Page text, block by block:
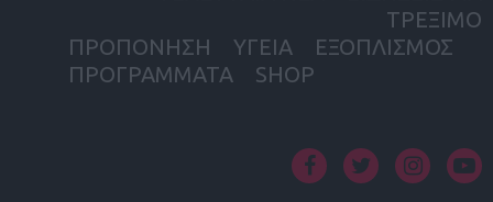
ΤΡΕΞΙΜΟ
ΠΡΟΠΟΝΗΣΗ
ΥΓΕΙΑ
ΕΞΟΠΛΙΣΜΟΣ
ΠΡΟΓΡΑΜΜΑΤΑ
SHOP